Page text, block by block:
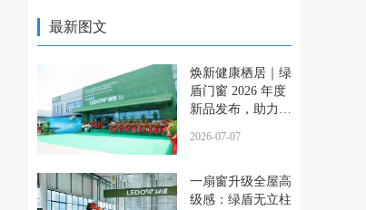
最新图文
焕新健康栖居｜绿
盾门窗 2026 年度
新品发布，助力健
2026-07-07
一扇窗升级全屋高
级感：绿盾无立柱